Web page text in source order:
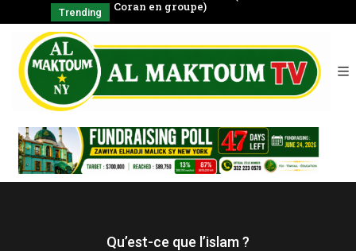
Trending Coran en groupe)
الشّيخ
Qu’est-ce que l’islam ?